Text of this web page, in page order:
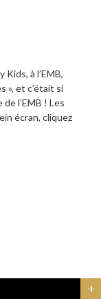
à l’EMB,
», et c’était si
l’EMB ! Les
écran, cliquez